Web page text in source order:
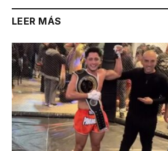
LEER MÁS